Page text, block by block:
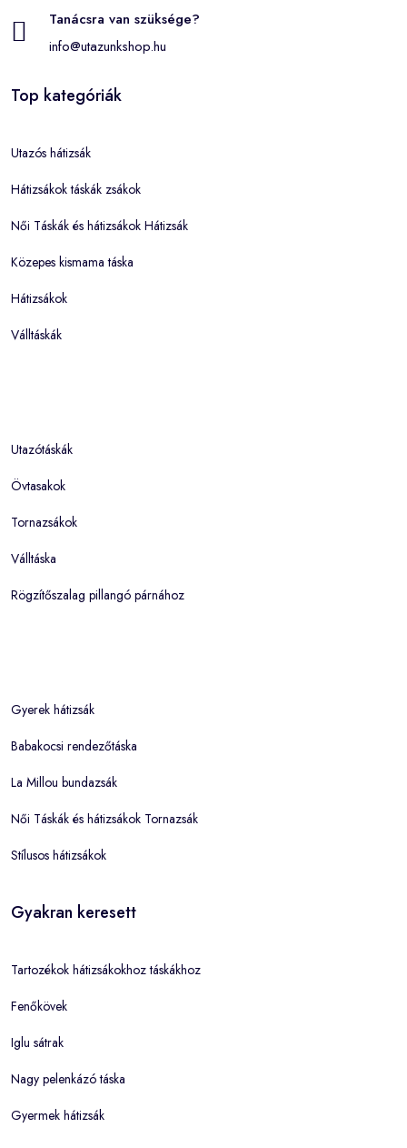
Tanácsra van szüksége?
info@utazunkshop.hu
Top kategóriák
Utazós hátizsák
Hátizsákok táskák zsákok
Női Táskák és hátizsákok Hátizsák
Közepes kismama táska
Hátizsákok
Válltáskák
Utazótáskák
Övtasakok
Tornazsákok
Válltáska
Rögzítőszalag pillangó párnához
Gyerek hátizsák
Babakocsi rendezőtáska
La Millou bundazsák
Női Táskák és hátizsákok Tornazsák
Stílusos hátizsákok
Gyakran keresett
Tartozékok hátizsákokhoz táskákhoz
Fenőkövek
Iglu sátrak
Nagy pelenkázó táska
Gyermek hátizsák